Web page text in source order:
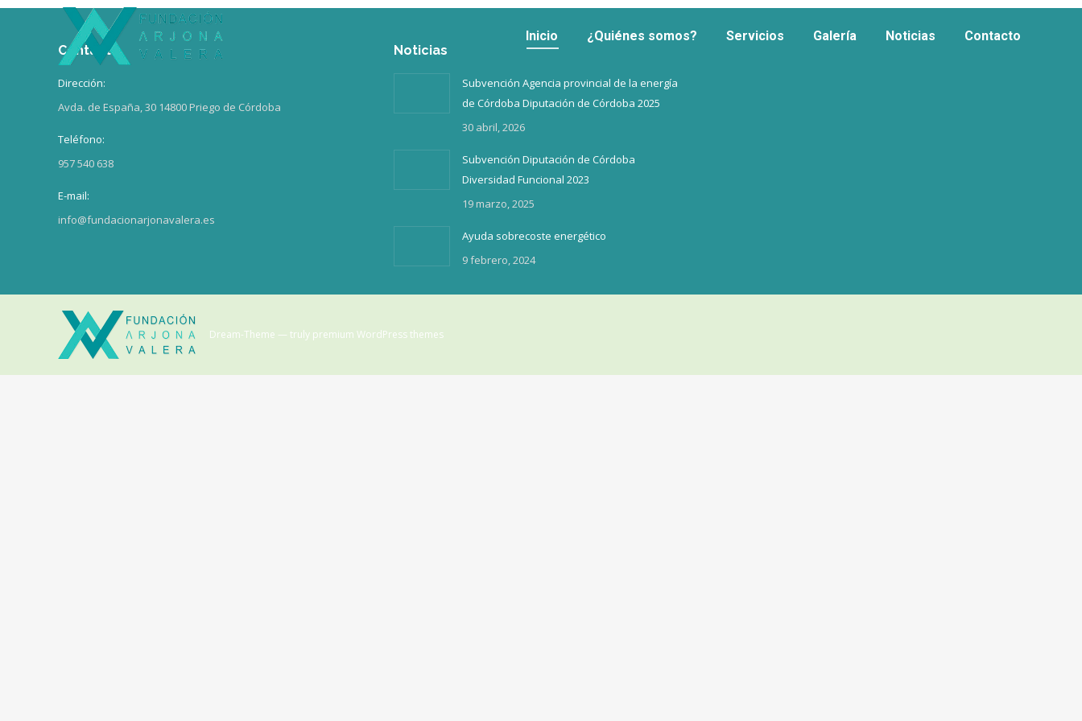
Inicio ¿Quiénes somos? Servicios Galería Noticias
Contacto
Contacto
Dirección:
Avda. de España, 30 14800 Priego de Córdoba
Teléfono:
957 540 638
E-mail:
info@fundacionarjonavalera.es
Noticias
Subvención Agencia provincial de la energía
de Córdoba Diputación de Córdoba 2025
30 abril, 2026
Subvención Diputación de Córdoba
Diversidad Funcional 2023
19 marzo, 2025
Ayuda sobrecoste energético
9 febrero, 2024
Dream-Theme — truly premium WordPress themes